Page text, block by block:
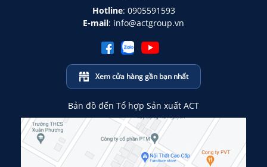
Hotline: 0905591593
E-mail: info@actgroup.vn
Xem cửa hàng gần bạn nhất
Bản đồ đến Tổ hợp Sản xuất ACT